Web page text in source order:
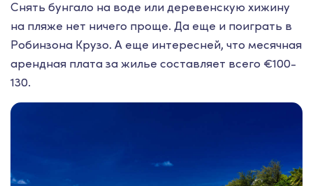
Снять бунгало на воде или деревенскую хижину
на пляже нет ничего проще. Да еще и поиграть в
Робинзона Крузо. А еще интересней, что месячная
арендная плата за жилье составляет всего €100-
130.